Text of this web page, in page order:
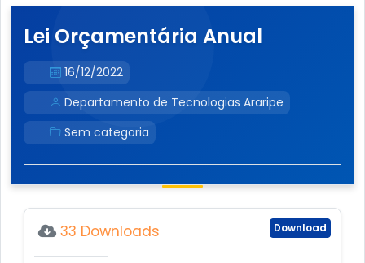
Lei Orçamentária Anual
16/12/2022
Departamento de Tecnologias Araripe
Sem categoria
Download
33 Downloads